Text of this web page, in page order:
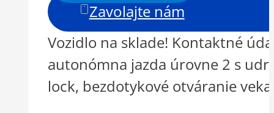
Zavolajte nám
Vozidlo na sklade! Kontaktné
autonómna jazda úrovne 2 s
lock, bezdotykové otváranie